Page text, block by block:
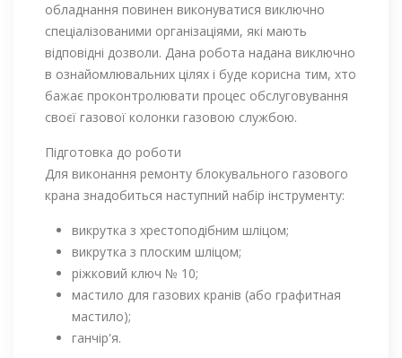
обладнання повинен виконуватися виключно
спеціалізованими організаціями, які мають
відповідні дозволи. Дана робота надана виключно
в ознайомлювальних цілях і буде корисна тим, хто
бажає проконтролювати процес обслуговування
своєї газової колонки газовою службою.
Підготовка до роботи
Для виконання ремонту блокувального газового
крана знадобиться наступний набір інструменту:
викрутка з хрестоподібним шліцом;
викрутка з плоским шліцом;
ріжковий ключ № 10;
мастило для газових кранів (або графитная
мастило);
ганчір'я.